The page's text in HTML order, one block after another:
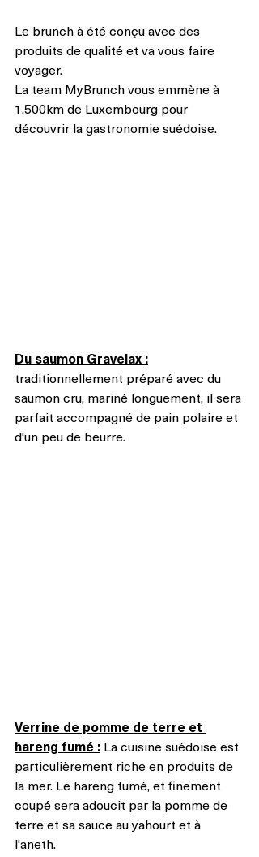
Le brunch à été conçu avec des
produits de qualité et va vous faire
voyager.
La team MyBrunch vous emmène à
1.500km de Luxembourg pour
découvrir la gastronomie suédoise.
Du saumon Gravelax :
traditionnellement préparé avec du
saumon cru, mariné longuement, il sera
parfait accompagné de pain polaire et
d'un peu de beurre.
Verrine de pomme de terre et
hareng fumé : La cuisine suédoise est
particulièrement riche en produits de
la mer. Le hareng fumé, et finement
coupé sera adoucit par la pomme de
terre et sa sauce au yahourt et à
l'aneth.